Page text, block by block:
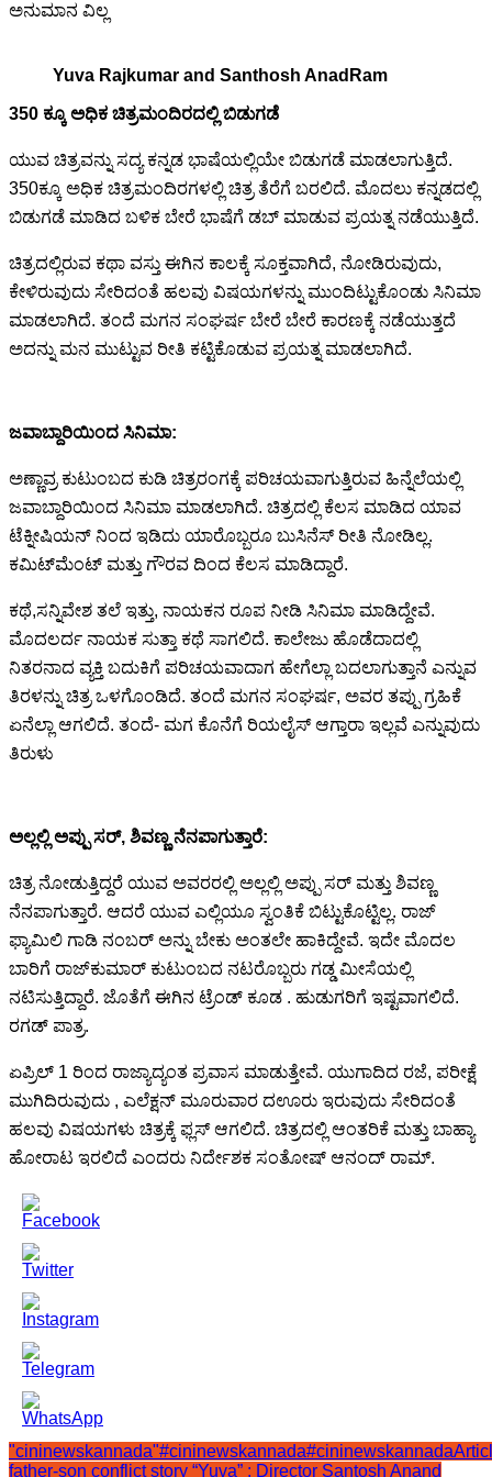
ಅನುಮಾನ ವಿಲ್ಲ
Yuva Rajkumar and Santhosh AnadRam
350 ಕ್ಕೂ ಅಧಿಕ ಚಿತ್ರಮಂದಿರದಲ್ಲಿ ಬಿಡುಗಡೆ
ಯುವ ಚಿತ್ರವನ್ನು ಸದ್ಯ ಕನ್ನಡ ಭಾಷೆಯಲ್ಲಿಯೇ ಬಿಡುಗಡೆ ಮಾಡಲಾಗುತ್ತಿದೆ.
350ಕ್ಕೂ ಅಧಿಕ ಚಿತ್ರಮಂದಿರಗಳಲ್ಲಿ ಚಿತ್ರ ತೆರೆಗೆ ಬರಲಿದೆ. ಮೊದಲು ಕನ್ನಡದಲ್ಲಿ
ಬಿಡುಗಡೆ ಮಾಡಿದ ಬಳಿಕ ಬೇರೆ ಭಾಷೆಗೆ ಡಬ್ ಮಾಡುವ ಪ್ರಯತ್ನ ನಡೆಯುತ್ತಿದೆ.
ಚಿತ್ರದಲ್ಲಿರುವ ಕಥಾ ವಸ್ತು ಈಗಿನ ಕಾಲಕ್ಕೆ ಸೂಕ್ತವಾಗಿದೆ, ನೋಡಿರುವುದು,
ಕೇಳಿರುವುದು ಸೇರಿದಂತೆ ಹಲವು ವಿಷಯಗಳನ್ನು ಮುಂದಿಟ್ಟುಕೊಂಡು ಸಿನಿಮಾ
ಮಾಡಲಾಗಿದೆ. ತಂದೆ ಮಗನ ಸಂಘರ್ಷ ಬೇರೆ ಬೇರೆ ಕಾರಣಕ್ಕೆ ನಡೆಯುತ್ತದೆ
ಅದನ್ನು ಮನ ಮುಟ್ಟುವ ರೀತಿ ಕಟ್ಟಿಕೊಡುವ ಪ್ರಯತ್ನ ಮಾಡಲಾಗಿದೆ.
ಜವಾಬ್ದಾರಿಯಿಂದ ಸಿನಿಮಾ:
ಅಣ್ಣಾವ್ರ ಕುಟುಂಬದ ಕುಡಿ ಚಿತ್ರರಂಗಕ್ಕೆ ಪರಿಚಯವಾಗುತ್ತಿರುವ ಹಿನ್ನೆಲೆಯಲ್ಲಿ
ಜವಾಬ್ದಾರಿಯಿಂದ ಸಿನಿಮಾ ಮಾಡಲಾಗಿದೆ. ಚಿತ್ರದಲ್ಲಿ ಕೆಲಸ ಮಾಡಿದ ಯಾವ
ಟೆಕ್ನೀಷಿಯನ್ ನಿಂದ ಇಡಿದು ಯಾರೊಬ್ಬರೂ ಬುಸಿನೆಸ್ ರೀತಿ ನೋಡಿಲ್ಲ.
ಕಮಿಟ್‍ಮೆಂಟ್ ಮತ್ತು ಗೌರವ ದಿಂದ ಕೆಲಸ ಮಾಡಿದ್ದಾರೆ.
ಕಥೆ,ಸನ್ನಿವೇಶ ತಲೆ ಇತ್ತು, ನಾಯಕನ ರೂಪ ನೀಡಿ ಸಿನಿಮಾ ಮಾಡಿದ್ದೇವೆ.
ಮೊದಲರ್ದ ನಾಯಕ ಸುತ್ತಾ ಕಥೆ ಸಾಗಲಿದೆ. ಕಾಲೇಜು ಹೊಡೆದಾದಲ್ಲಿ
ನಿತರನಾದ ವ್ಯಕ್ತಿ ಬದುಕಿಗೆ ಪರಿಚಯವಾದಾಗ ಹೇಗೆಲ್ಲಾ ಬದಲಾಗುತ್ತಾನೆ ಎನ್ನುವ
ತಿರಳನ್ನು ಚಿತ್ರ ಒಳಗೊಂಡಿದೆ. ತಂದೆ ಮಗನ ಸಂಘರ್ಷ, ಅವರ ತಪ್ಪು ಗ್ರಹಿಕೆ
ಏನೆಲ್ಲಾ ಆಗಲಿದೆ. ತಂದೆ- ಮಗ ಕೊನೆಗೆ ರಿಯಲೈಸ್ ಆಗ್ತಾರಾ ಇಲ್ಲವೆ ಎನ್ನುವುದು
ತಿರುಳು
ಅಲ್ಲಲ್ಲಿ ಅಪ್ಪು ಸರ್, ಶಿವಣ್ಣ ನೆನಪಾಗುತ್ತಾರೆ:
ಚಿತ್ರ ನೋಡುತ್ತಿದ್ದರೆ ಯುವ ಅವರರಲ್ಲಿ ಅಲ್ಲಲ್ಲಿ ಅಪ್ಪು ಸರ್ ಮತ್ತು ಶಿವಣ್ಣ
ನೆನಪಾಗುತ್ತಾರೆ. ಆದರೆ ಯುವ ಎಲ್ಲಿಯೂ ಸ್ವಂತಿಕೆ ಬಿಟ್ಟುಕೊಟ್ಟಿಲ್ಲ. ರಾಜ್
ಫ್ಯಾಮಿಲಿ ಗಾಡಿ ನಂಬರ್ ಅನ್ನು ಬೇಕು ಅಂತಲೇ ಹಾಕಿದ್ದೇವೆ. ಇದೇ ಮೊದಲ
ಬಾರಿಗೆ ರಾಜ್‍ಕುಮಾರ್ ಕುಟುಂಬದ ನಟರೊಬ್ಬರು ಗಡ್ಡ ಮೀಸೆಯಲ್ಲಿ
ನಟಿಸುತ್ತಿದ್ದಾರೆ. ಜೊತೆಗೆ ಈಗಿನ ಟ್ರೆಂಡ್ ಕೂಡ . ಹುಡುಗರಿಗೆ ಇಷ್ಟವಾಗಲಿದೆ.
ರಗಡ್ ಪಾತ್ರ.
ಏಪ್ರಿಲ್ 1 ರಿಂದ ರಾಜ್ಯಾದ್ಯಂತ ಪ್ರವಾಸ ಮಾಡುತ್ತೇವೆ. ಯುಗಾದಿದ ರಜೆ, ಪರೀಕ್ಷೆ
ಮುಗಿದಿರುವುದು , ಎಲೆಕ್ಷನ್ ಮೂರುವಾರ ದಊರು ಇರುವುದು ಸೇರಿದಂತೆ
ಹಲವು ವಿಷಯಗಳು ಚಿತ್ರಕ್ಕೆ ಫ್ಲಸ್ ಆಗಲಿದೆ. ಚಿತ್ರದಲ್ಲಿ ಆಂತರಿಕೆ ಮತ್ತು ಬಾಹ್ಯಾ
ಹೋರಾಟ ಇರಲಿದೆ ಎಂದರು ನಿರ್ದೇಶಕ ಸಂತೋಷ್ ಆನಂದ್ ರಾಮ್.
"cininewskannada"#cininewskannada
father-son conflict story “Yuva” : Director Santosh Anand